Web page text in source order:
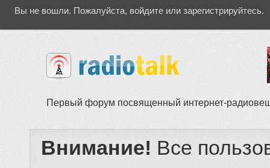
Вы не вошли. Пожалуйста, войдите или зарегистрируйтесь.
Первый форум посвященный интернет-
Внимание! Все